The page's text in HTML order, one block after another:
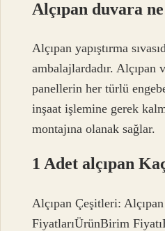
Alçıpan duvara
Alçıpan yapıştırma
ambalajlardadır. Alçıpan
panellerin her türlü
inşaat işlemine gerek
montajına olanak sağlar.
1 Adet alçıpan
Alçıpan Çeşitleri:
FiyatlarıÜrünBirim